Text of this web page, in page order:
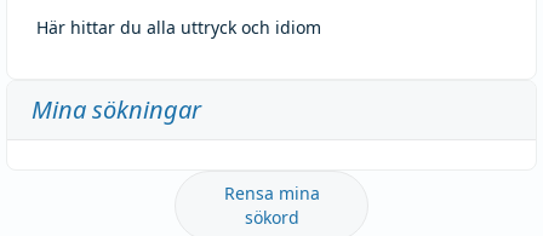
Här hittar du alla uttryck och idiom
Mina sökningar
Rensa mina
sökord